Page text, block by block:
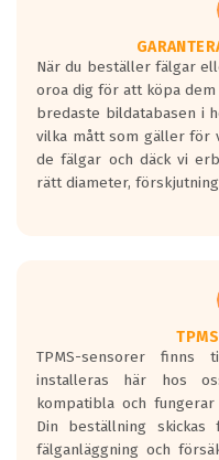
Vid körning i över 50km/
rullmotståndets ljud
motorljudet.
På däckmärkningen
en symbol av ett däck
bullernivå markeras
medans de vita vågorna
ett tyst däck.
regelverket som
Ett däck med två svarta
godkända för år 2016
Ett däck med en svart
minst tre decibel tystare
regelverk som börjar
När du beställer fälgar
oroa dig för att köpa
bredaste bildatabasen i
vilka mått som gäller för
de fälgar och däck vi
rätt diameter,
TPMS-sensorer finns
installeras här hos
kompatibla och
Din beställning
fälganläggning och